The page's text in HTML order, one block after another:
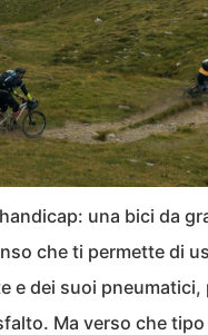
una bici da
che ti permette di
e dei suoi
Ma verso che